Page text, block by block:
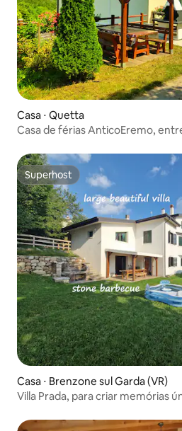
Casa ⋅ Quetta
Casa de férias AnticoEremo,
Superhost
Superhost
Casa ⋅ Brenzone sul Garda (VR)
Villa Prada, para criar memórias